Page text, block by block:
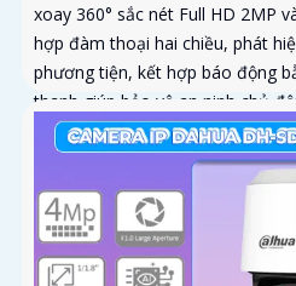
xoay 360° sắc nét Full HD 2MP
hợp đàm thoại hai chiều, phát
phương tiện, kết hợp báo động
thanh giúp bảo vệ an ninh chủ